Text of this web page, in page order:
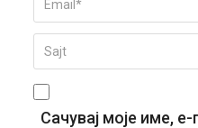
Сачувај моје име,